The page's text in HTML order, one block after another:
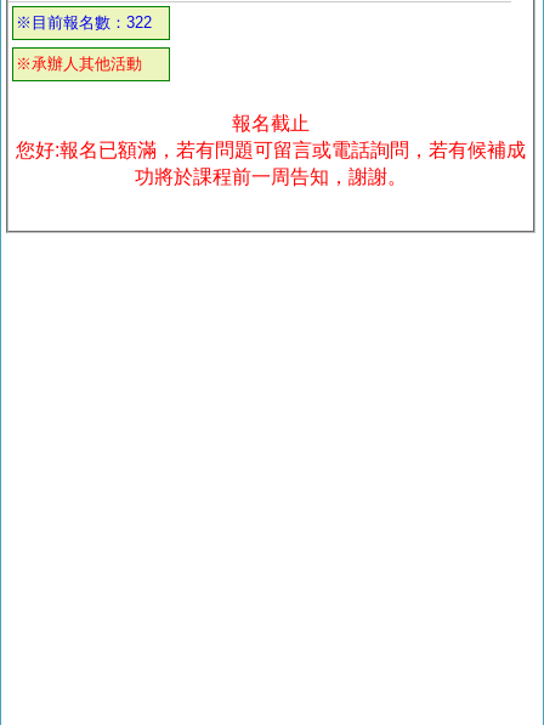
※目前報名數：322
※承辦人其他活動
報名截止
您好:報名已額滿，若有問題可留言或電話詢問，若有候補成
功將於課程前一周告知，謝謝。